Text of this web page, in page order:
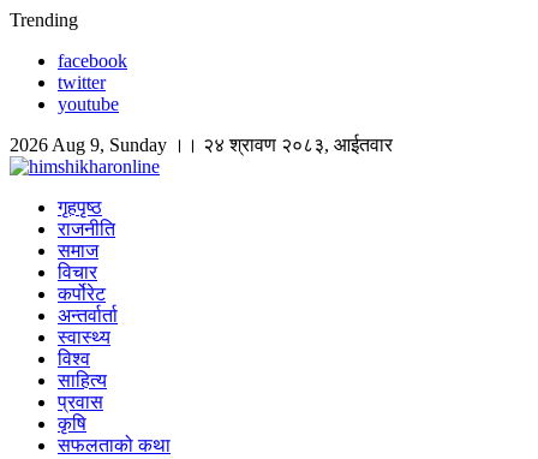
Skip
content
Trending
facebook
twitter
youtube
2026 Aug 9, Sunday ।। २४ श्रावण २०८३, आईतवार
Himshikhar Online
गृहपृष्ठ
राजनीति
समाज
विचार
कर्पोरेट
अन्तर्वार्ता
स्वास्थ्य
विश्व
साहित्य
प्रवास
कृषि
सफलताको कथा